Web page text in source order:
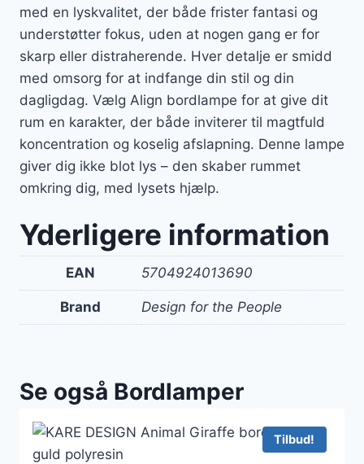
med en lyskvalitet, der både frister fantasi og
understøtter fokus, uden at nogen gang er for
skarp eller distraherende. Hver detalje er smidd
med omsorg for at indfange din stil og din
dagligdag. Vælg Align bordlampe for at give dit
rum en karakter, der både inviterer til magtfuld
koncentration og koselig afslapning. Denne lampe
giver dig ikke blot lys – den skaber rummet
omkring dig, med lysets hjælp.
Yderligere information
EAN 5704924013690
Brand Design for the People
Se også Bordlamper
Tilbud!